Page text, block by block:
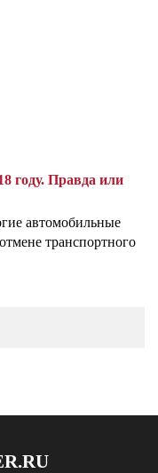
году. Правда или
автомобильные
транспортного